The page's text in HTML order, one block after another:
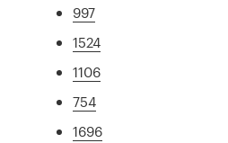
997
1524
1106
754
1696